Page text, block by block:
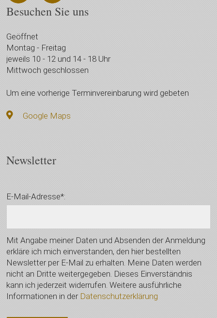
Besuchen Sie uns
Geöffnet
Montag - Freitag
jeweils 10 - 12 und 14 - 18 Uhr
Mittwoch geschlossen
Um eine vorherige Terminvereinbarung wird gebeten
Google Maps
Newsletter
E-Mail-Adresse*:
Mit Angabe meiner Daten und Absenden der Anmeldung
erkläre ich mich einverstanden, den hier bestellten
Newsletter per E-Mail zu erhalten. Meine Daten werden
nicht an Dritte weitergegeben. Dieses Einverständnis
kann ich jederzeit widerrufen. Weitere ausführliche
Informationen in der Datenschutzerklärung